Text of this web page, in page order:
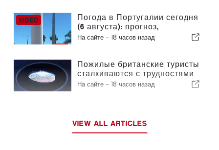
Погода в Португалии сегодня
(6 августа): прогноз,
температура и что ожидать
На сайте - 18 часов назад
Пожилые британские туристы
сталкиваются с трудностями
в связи с введением в
На сайте - 18 часов назад
VIEW ALL ARTICLES